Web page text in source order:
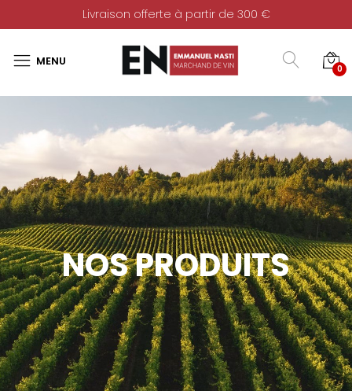
Livraison offerte à partir de 300 €
0
NOS PRODUITS